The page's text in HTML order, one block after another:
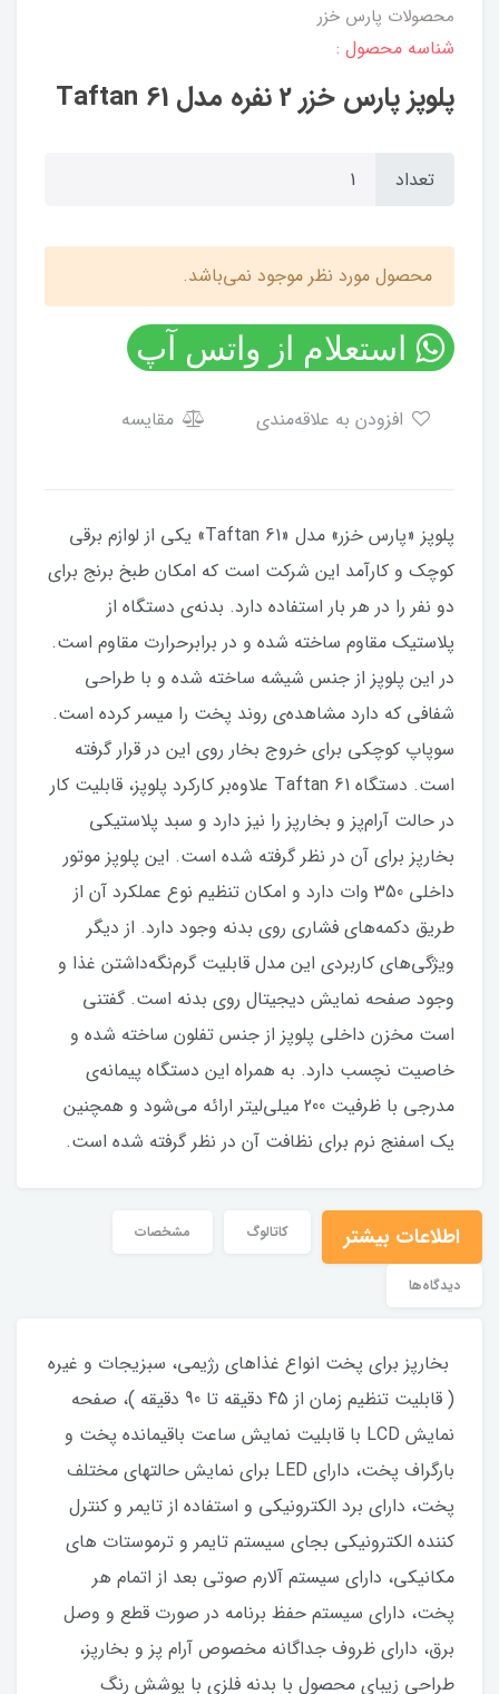
محصولات پارس خزر
شناسه محصول :
پلوپز پارس خزر 2 نفره مدل Taftan 61
تعداد
محصول مورد نظر موجود نمی‌باشد.
استعلام از واتس آپ
مقایسه
پلوپز «پارس خزر» مدل «Taftan 61» یکی از لوازم برقی
کوچک و کارآمد این شرکت است که امکان طبخ برنج برای
دو نفر را در هر بار استفاده دارد. بدنه‌ی دستگاه از
پلاستیک مقاوم ساخته شده و در برابرحرارت مقاوم است.
در این پلوپز از جنس شیشه ساخته شده و با طراحی
شفافی که دارد مشاهده‌ی روند پخت را میسر کرده است.
سوپاپ کوچکی برای خروج بخار روی این در قرار گرفته
است. دستگاه Taftan 61 علاوه‌بر کارکرد پلوپز، قابلیت کار
در حالت آرام‌پز و بخارپز را نیز دارد و سبد پلاستیکی
بخارپز برای آن در نظر گرفته شده است. این پلوپز موتور
داخلی 350 وات دارد و امکان تنظیم نوع عملکرد آن از
طریق دکمه‌های فشاری روی بدنه وجود دارد. از دیگر
ویژگی‎‌های کاربردی این مدل قابلیت گرم‌نگه‌داشتن غذا و
وجود صفحه نمایش دیجیتال روی بدنه است. گفتنی
است مخزن داخلی پلوپز از جنس تفلون ساخته شده و
خاصیت نچسب دارد. به همراه این دستگاه پیمانه‌ی
مدرجی با ظرفیت 200 میلی‌لیتر ارائه می‌شود و همچنین
یک اسفنج نرم برای نظافت آن در نظر گرفته شده است.
اطلاعات بیشتر کاتالوگ مشخصات
دیدگاه‌ها
بخارپز براي پخت انواع غذاهاي رژيمي، سبزيجات و غيره
( قابليت تنظيم زمان از 45 دقيقه تا 90 دقيقه )، صفحه
نمايش LCD با قابليت نمايش ساعت باقيمانده پخت و
بارگراف پخت، داراي LED براي نمايش حالتهاي مختلف
پخت، داراي برد الكترونيكي و استفاده از تايمر و كنترل
كننده الكترونيكي بجاي سيستم تايمر و ترموستات هاي
مكانيكي، داراي سيستم آلارم صوتي بعد از اتمام هر
پخت، داراي سيستم حفظ برنامه در صورت قطع و وصل
برق، داراي ظروف جداگانه مخصوص آرام پز و بخارپز،
طراحی زیبای محصول با بدنه فلزی با پوشش رنگ